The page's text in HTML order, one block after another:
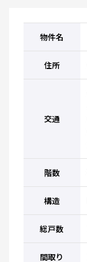
物件名
住所
交通
階数
構造
総戸数
間取り